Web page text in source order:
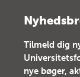
Tilmeld dig
nye bøger,